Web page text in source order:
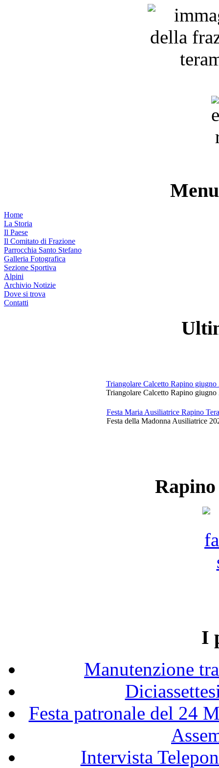
Home
La Storia
Il Paese
Il Comitato di Frazione
Parrocchia Santo Stefano
Galleria Fotografica
Sezione Sportiva
Alpini
Archivio Notizie
Dove si trova
Contatti
Triangolare Calcetto Rapino giugno
Triangolare Calcetto Rapino giugno
Festa Maria Ausiliatrice Rapino
Festa della Madonna Ausiliatrice
Rapino
I
Manutenzione
Festa patronale del 24
Intervista